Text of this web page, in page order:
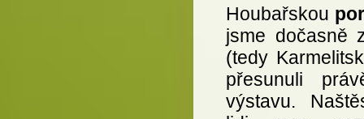
Houbařskou
jsme dočasně
(tedy
přesunuli
výstavu.